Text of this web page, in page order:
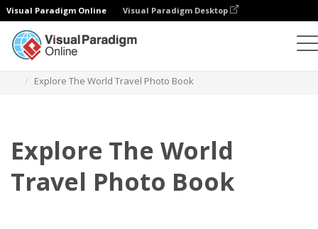
Visual Paradigm Online Visual Paradigm Desktop
Explore The World Travel Photo Book
Explore The World
Travel Photo Book